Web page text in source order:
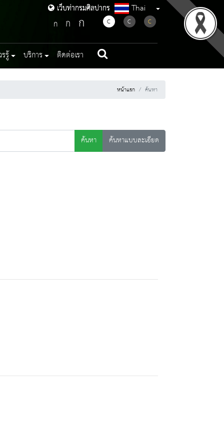
เว็บท่ากรมศิลปากร
เว็บท่ากรมศิลปากร Thai
ก ก ก C C C
รู้ บริการ ติดต่อเรา
หน้าแรก ค้นหา
ค้นหา
ค้นหาแบบละเอียด